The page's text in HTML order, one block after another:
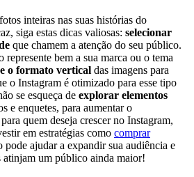
inteiras nas ⁣suas histórias do
siga estas dicas valiosas: selecionar
‌que​ chamem a atenção ⁤do seu público.
bem a ⁣sua marca ou‍ o‌ tema
o formato vertical das imagens para
o Instagram é otimizado para esse tipo
se ⁤esqueça de explorar⁤ elementos
e enquetes, para aumentar ⁢o
quem deseja crescer​ no Instagram,
em estratégias ​como comprar
pode ajudar a expandir​ sua audiência e
atinjam um público ainda maior!